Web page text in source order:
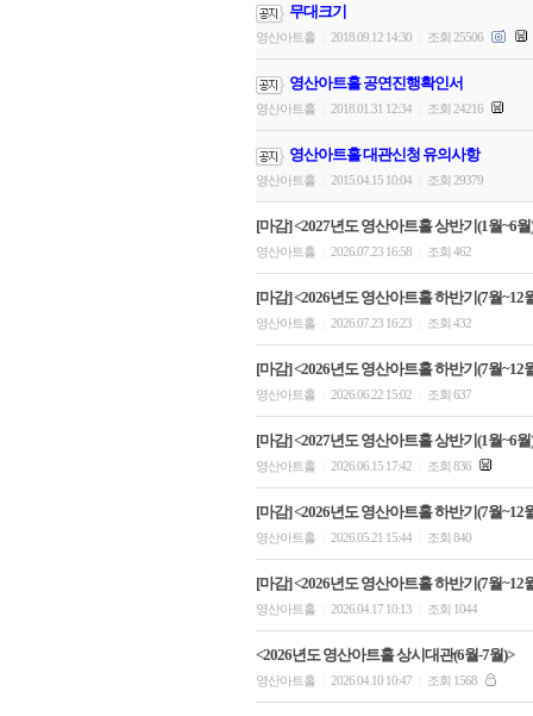
무대크기
영산아트홀 2018.09.12 14:30 조회 25506
영산아트홀 공연진행확인서
영산아트홀 2018.01.31 12:34 조회 24216
영산아트홀 대관신청 유의사항
영산아트홀 2015.04.15 10:04 조회 29379
[마감] <2027년도 영산아트홀 상반기(1월~6월
영산아트홀 2026.07.23 16:58 조회 462
[마감] <2026년도 영산아트홀 하반기(7월~12
영산아트홀 2026.07.23 16:23 조회 432
[마감] <2026년도 영산아트홀 하반기(7월~12
영산아트홀 2026.06.22 15:02 조회 637
[마감] <2027년도 영산아트홀 상반기(1월~6
영산아트홀 2026.06.15 17:42 조회 836
[마감] <2026년도 영산아트홀 하반기(7월~12
영산아트홀 2026.05.21 15:44 조회 840
[마감] <2026년도 영산아트홀 하반기(7월~12
영산아트홀 2026.04.17 10:13 조회 1044
<2026년도 영산아트홀 상시대관(6월-7월)>
영산아트홀 2026.04.10 10:47 조회 1568